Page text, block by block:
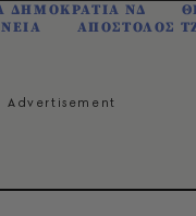
ΔΗΜΟΚΡΑΤΙΑ ΝΔ
ΑΠΟΣΤΟΛΟΣ